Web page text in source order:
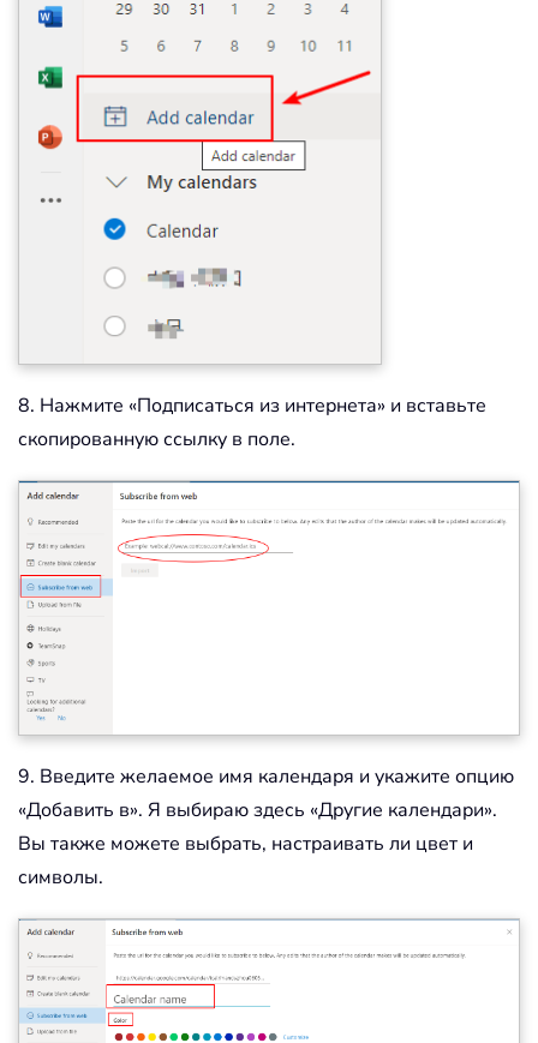
8. Нажмите «Подписаться из интернета» и вставьте
скопированную ссылку в поле.
9. Введите желаемое имя календаря и укажите опцию
«Добавить в». Я выбираю здесь «Другие календари».
Вы также можете выбрать, настраивать ли цвет и
символы.